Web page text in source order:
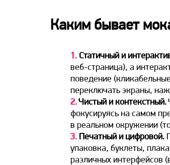
Каким бывает
1. Статичный и
веб-страница), а
поведение
переключать экраны,
2.Чистый и контекстный.
фокусируясь на самом
в реальном окружении
3. Печатный и цифровой.
упаковка, буклеты,
различных интерфейсов